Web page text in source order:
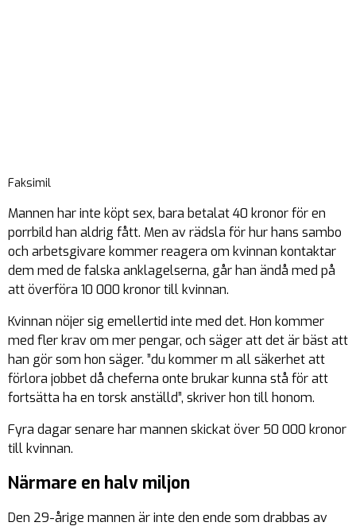
Faksimil
Mannen har inte köpt sex, bara betalat 40 kronor för en
porrbild han aldrig fått. Men av rädsla för hur hans sambo
och arbetsgivare kommer reagera om kvinnan kontaktar
dem med de falska anklagelserna, går han ändå med på
att överföra 10 000 kronor till kvinnan.
Kvinnan nöjer sig emellertid inte med det. Hon kommer
med fler krav om mer pengar, och säger att det är bäst att
han gör som hon säger. ”du kommer m all säkerhet att
förlora jobbet då cheferna onte brukar kunna stå för att
fortsätta ha en torsk anställd”, skriver hon till honom.
Fyra dagar senare har mannen skickat över 50 000 kronor
till kvinnan.
Närmare en halv miljon
Den 29-årige mannen är inte den ende som drabbas av